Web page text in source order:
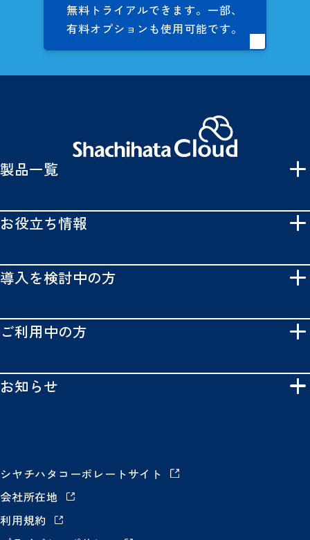
無料トライアルできます。 一部、
有料オプションも使用可能です。
製品一覧
お役立ち情報
導入を検討中の方
ご利用中の方
お知らせ
シヤチハタコーポレートサイト
会社所在地
利用規約